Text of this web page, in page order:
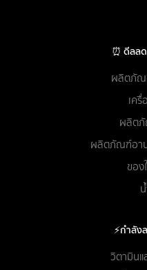
⏰ ดีลล
ผลิตภัณ
เค
ผลิต
ผลิตภัณฑ์อาบ
ของ
⚡กำลั
วิตามินแ